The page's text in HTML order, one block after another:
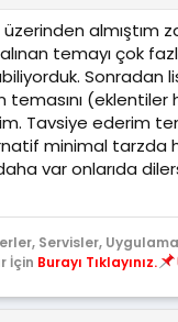
almıştım
temayı çok
Sonradan
temasını (eklentiler
Tavsiye ederim
minimal tarzda
var onlarıda
Servisler,
İçin Burayı Tıklayınız.